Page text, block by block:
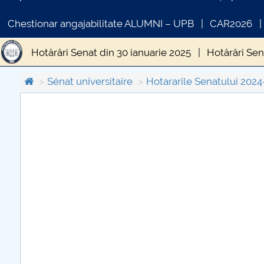
Chestionar angajabilitate ALUMNI – UPB CAR2026
Hotărâri Senat din 30 ianuarie 2025 Hotărâri
Hotărâri Senat din 5 septembrie 2025 Hotărâri
Sénat universitaire
Hotararile Senatului